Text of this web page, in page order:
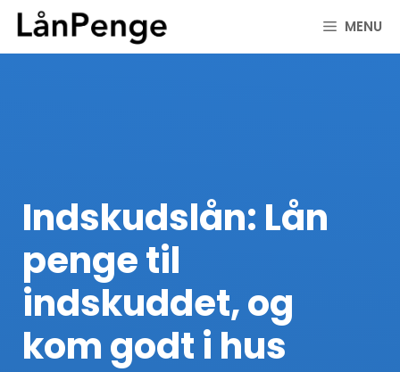
Hop
indhold
MENU
Indskudslån: Lån
penge til
indskuddet, og
kom godt i hus